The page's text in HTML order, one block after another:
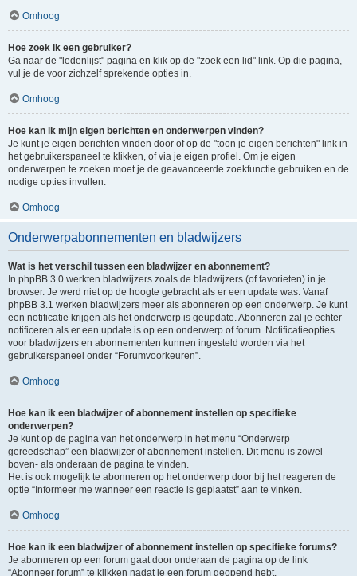
Omhoog
Hoe zoek ik een gebruiker?
Ga naar de "ledenlijst" pagina en klik op de "zoek een lid" link. Op die pagina,
vul je de voor zichzelf sprekende opties in.
Omhoog
Hoe kan ik mijn eigen berichten en onderwerpen vinden?
Je kunt je eigen berichten vinden door of op de "toon je eigen berichten" link in
het gebruikerspaneel te klikken, of via je eigen profiel. Om je eigen
onderwerpen te zoeken moet je de geavanceerde zoekfunctie gebruiken en de
nodige opties invullen.
Omhoog
Onderwerpabonnementen en bladwijzers
Wat is het verschil tussen een bladwijzer en abonnement?
In phpBB 3.0 werkten bladwijzers zoals de bladwijzers (of favorieten) in je
browser. Je werd niet op de hoogte gebracht als er een update was. Vanaf
phpBB 3.1 werken bladwijzers meer als abonneren op een onderwerp. Je kunt
een notificatie krijgen als het onderwerp is geüpdate. Abonneren zal je echter
notificeren als er een update is op een onderwerp of forum. Notificatieopties
voor bladwijzers en abonnementen kunnen ingesteld worden via het
gebruikerspaneel onder “Forumvoorkeuren”.
Omhoog
Hoe kan ik een bladwijzer of abonnement instellen op specifieke
onderwerpen?
Je kunt op de pagina van het onderwerp in het menu “Onderwerp
gereedschap” een bladwijzer of abonnement instellen. Dit menu is zowel
boven- als onderaan de pagina te vinden.
Het is ook mogelijk te abonneren op het onderwerp door bij het reageren de
optie “Informeer me wanneer een reactie is geplaatst” aan te vinken.
Omhoog
Hoe kan ik een bladwijzer of abonnement instellen op specifieke forums?
Je abonneren op een forum gaat door onderaan de pagina op de link
“Abonneer forum” te klikken nadat je een forum geopend hebt.